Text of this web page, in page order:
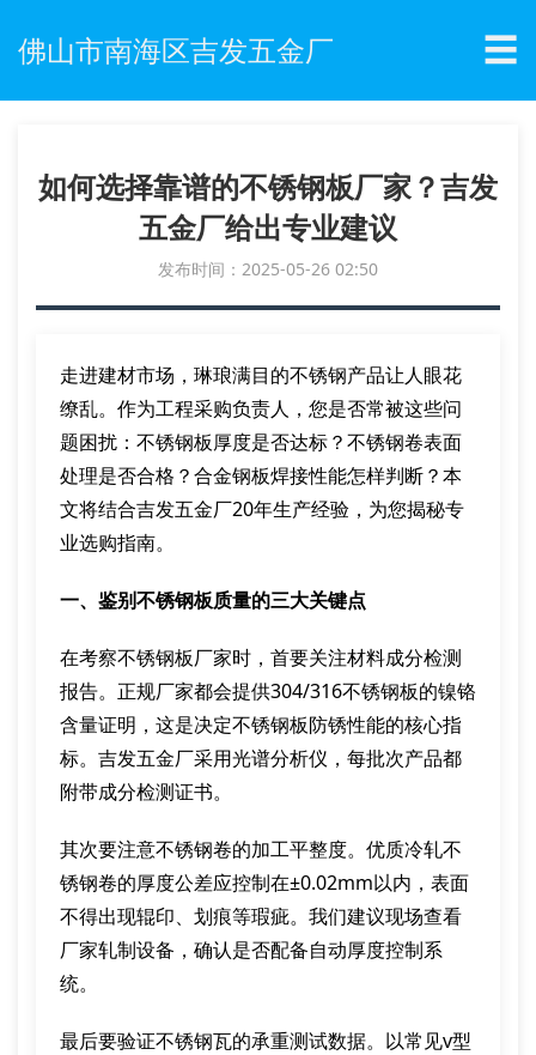
佛山市南海区吉发五金厂 ☰
如何选择靠谱的不锈钢板厂家？吉发
五金厂给出专业建议
发布时间：2025-05-26 02:50
走进建材市场，琳琅满目的不锈钢产品让人眼花
缭乱。作为工程采购负责人，您是否常被这些问
题困扰：不锈钢板厚度是否达标？不锈钢卷表面
处理是否合格？合金钢板焊接性能怎样判断？本
文将结合吉发五金厂20年生产经验，为您揭秘专
业选购指南。
一、鉴别不锈钢板质量的三大关键点
在考察不锈钢板厂家时，首要关注材料成分检测
报告。正规厂家都会提供304/316不锈钢板的镍铬
含量证明，这是决定不锈钢板防锈性能的核心指
标。吉发五金厂采用光谱分析仪，每批次产品都
附带成分检测证书。
其次要注意不锈钢卷的加工平整度。优质冷轧不
锈钢卷的厚度公差应控制在±0.02mm以内，表面
不得出现辊印、划痕等瑕疵。我们建议现场查看
厂家轧制设备，确认是否配备自动厚度控制系
统。
最后要验证不锈钢瓦的承重测试数据。以常见v型